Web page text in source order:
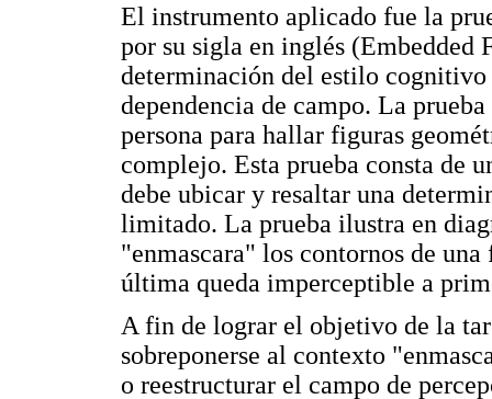
El instrumento aplicado fue la
por su sigla en inglés (Embedded
determinación del estilo
dependencia de campo. La
persona para hallar figuras
complejo. Esta prueba consta de
debe ubicar y resaltar una
limitado. La prueba ilustra en
"enmascara" los contornos de
última queda imperceptible a
A fin de lograr el objetivo de la
sobreponerse al contexto
o reestructurar el campo de